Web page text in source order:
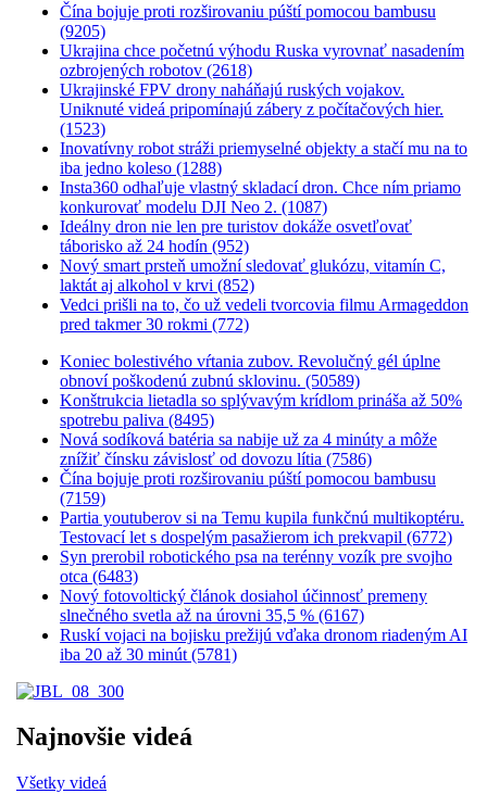
Čína bojuje proti rozširovaniu púští pomocou bambusu
(9205)
Ukrajina chce početnú výhodu Ruska vyrovnať nasadením
ozbrojených robotov (2618)
Ukrajinské FPV drony naháňajú ruských vojakov.
Uniknuté videá pripomínajú zábery z počítačových hier.
(1523)
Inovatívny robot stráži priemyselné objekty a stačí mu na to
iba jedno koleso (1288)
Insta360 odhaľuje vlastný skladací dron. Chce ním priamo
konkurovať modelu DJI Neo 2. (1087)
Ideálny dron nie len pre turistov dokáže osvetľovať
táborisko až 24 hodín (952)
Nový smart prsteň umožní sledovať glukózu, vitamín C,
laktát aj alkohol v krvi (852)
Vedci prišli na to, čo už vedeli tvorcovia filmu Armageddon
pred takmer 30 rokmi (772)
Koniec bolestivého vŕtania zubov. Revolučný gél úplne
obnoví poškodenú zubnú sklovinu. (50589)
Konštrukcia lietadla so splývavým krídlom prináša až 50%
spotrebu paliva (8495)
Nová sodíková batéria sa nabije už za 4 minúty a môže
znížiť čínsku závislosť od dovozu lítia (7586)
Čína bojuje proti rozširovaniu púští pomocou bambusu
(7159)
Partia youtuberov si na Temu kupila funkčnú multikoptéru.
Testovací let s dospelým pasažierom ich prekvapil (6772)
Syn prerobil robotického psa na terénny vozík pre svojho
otca (6483)
Nový fotovoltický článok dosiahol účinnosť premeny
slnečného svetla až na úrovni 35,5 % (6167)
Ruskí vojaci na bojisku prežijú vďaka dronom riadeným AI
iba 20 až 30 minút (5781)
Najnovšie videá
Všetky videá